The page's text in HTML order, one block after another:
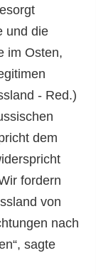
und die
im Osten,
- Red.)
dem
fordern
von
nach
sagte